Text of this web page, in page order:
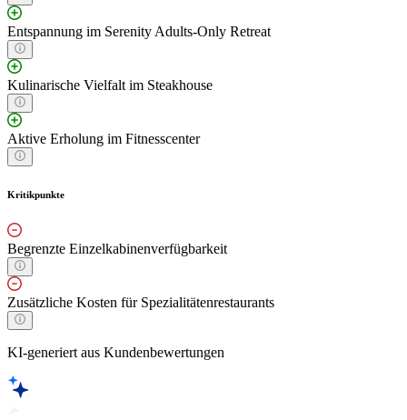
Entspannung im Serenity Adults-Only Retreat
Kulinarische Vielfalt im Steakhouse
Aktive Erholung im Fitnesscenter
Kritikpunkte
Begrenzte Einzelkabinenverfügbarkeit
Zusätzliche Kosten für Spezialitätenrestaurants
KI-generiert aus Kundenbewertungen